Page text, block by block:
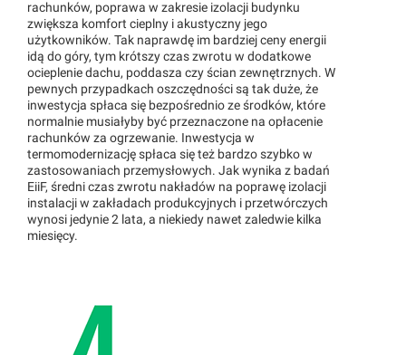
rachunków, poprawa w zakresie izolacji budynku
zwiększa komfort cieplny i akustyczny jego
użytkowników. Tak naprawdę im bardziej ceny energii
idą do góry, tym krótszy czas zwrotu w dodatkowe
ocieplenie dachu, poddasza czy ścian zewnętrznych. W
pewnych przypadkach oszczędności są tak duże, że
inwestycja spłaca się bezpośrednio ze środków, które
normalnie musiałyby być przeznaczone na opłacenie
rachunków za ogrzewanie. Inwestycja w
termomodernizację spłaca się też bardzo szybko w
zastosowaniach przemysłowych. Jak wynika z badań
EiiF, średni czas zwrotu nakładów na poprawę izolacji
instalacji w zakładach produkcyjnych i przetwórczych
wynosi jedynie 2 lata, a niekiedy nawet zaledwie kilka
miesięcy.